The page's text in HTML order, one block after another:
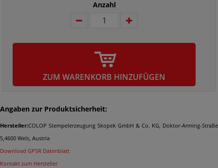
Anzahl
ZUM WARENKORB HINZUFÜGEN
Angaben zur Produktsicherheit:
Hersteller:COLOP Stempelerzeugung Skopek GmbH & Co. KG, Doktor-Arming-Straße
5,4600 Wels, Austria
Download GPSR Datenblatt
Kontakt zum Hersteller